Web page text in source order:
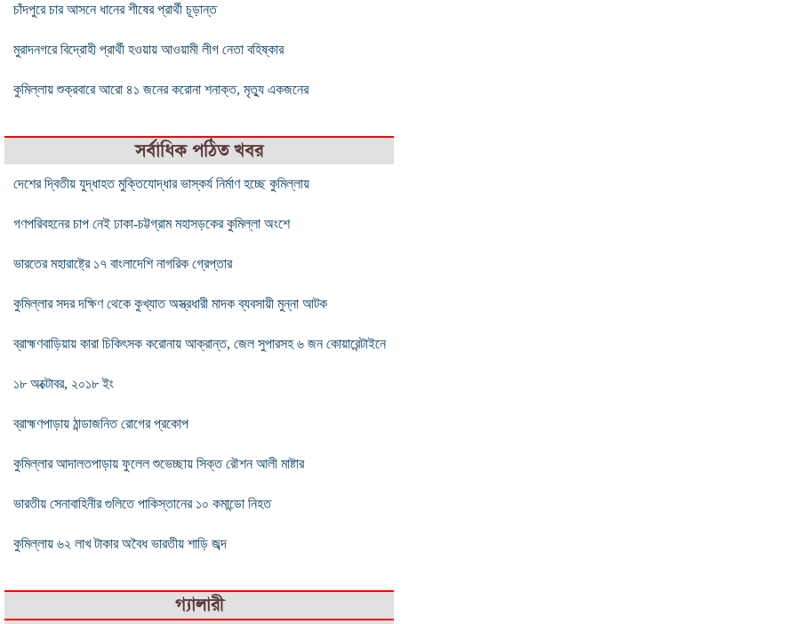
চাঁদপুরে চার আসনে ধানের শীষের প্রার্থী চূড়ান্ত
মুরাদনগরে বিদ্রোহী প্রার্থী হওয়ায় আওয়ামী লীগ নেতা বহিষ্কার
কুমিল্লায় শুক্রবারে আরো ৪১ জনের করোনা শনাক্ত, মৃত্যু একজনের
সর্বাধিক পঠিত খবর
দেশের দ্বিতীয় যুদ্ধাহত মুক্তিযোদ্ধার ভাস্কর্য নির্মাণ হচ্ছে কুমিল্লায়
গণপরিবহনের চাপ নেই ঢাকা-চট্টগ্রাম মহাসড়কের কুমিল্লা অংশে
ভারতের মহারাষ্ট্রে ১৭ বাংলাদেশি নাগরিক গ্রেপ্তার
কুমিল্লার সদর দক্ষিণ থেকে কুখ্যাত অস্ত্রধারী মাদক ব্যবসায়ী মুন্না আটক
ব্রাহ্মণবাড়িয়ায় কারা চিকিৎসক করোনায় আক্রান্ত, জেল সুপারসহ ৬ জন কোয়ারেন্টাইনে
১৮ অক্টোবর, ২০১৮ ইং
ব্রাহ্মণপাড়ায় ঠান্ডাজনিত রোগের প্রকোপ
কুমিল্লার আদালতপাড়ায় ফুলেল শুভেচ্ছায় সিক্ত রৌশন আলী মাষ্টার
ভারতীয় সেনাবাহিনীর গুলিতে পাকিস্তানের ১০ কমান্ডো নিহত
​কুমিল্লায় ৬২ লাখ টাকার অবৈধ ভারতীয় শাড়ি জব্দ
গ্যালারী